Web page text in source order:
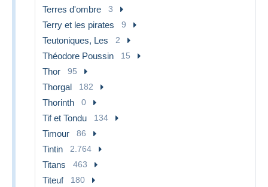
Terres d'ombre 3
Terry et les pirates 9
Teutoniques, Les 2
Théodore Poussin 15
Thor 95
Thorgal 182
Thorinth 0
Tif et Tondu 134
Timour 86
Tintin 2.764
Titans 463
Titeuf 180